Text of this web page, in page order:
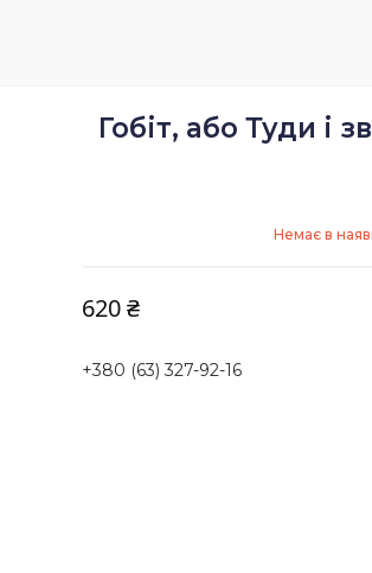
Гобіт, або Туди і
Немає в
620 ₴
+380 (63) 327-92-16